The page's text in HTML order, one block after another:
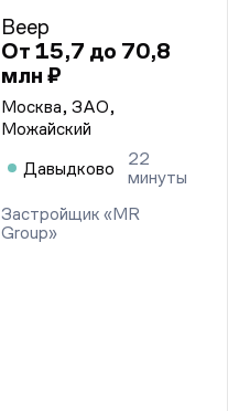
Веер
От 15,7 до 70,8
млн ₽
Москва, ЗАО,
Можайский
Давыдково
22
минуты
Застройщик «MR
Group»